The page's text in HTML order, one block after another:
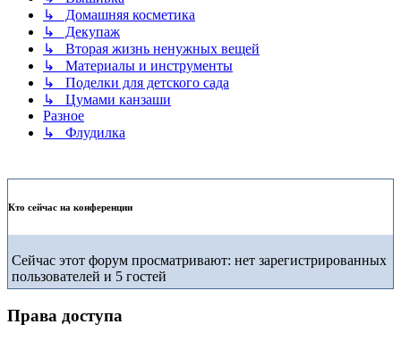
↳ Домашняя косметика
↳ Декупаж
↳ Вторая жизнь ненужных вещей
↳ Материалы и инструменты
↳ Поделки для детского сада
↳ Цумами канзаши
Разное
↳ Флудилка
Кто сейчас на конференции
Сейчас этот форум просматривают: нет зарегистрированных
пользователей и 5 гостей
Права доступа